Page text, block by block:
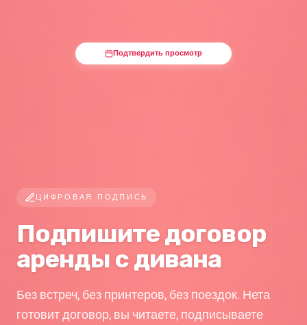
Подтвердить просмотр
ЦИФРОВАЯ ПОДПИСЬ
Подпишите договор
аренды с дивана
Без встреч, без принтеров, без поездок. Нета
готовит договор, вы читаете, подписываете